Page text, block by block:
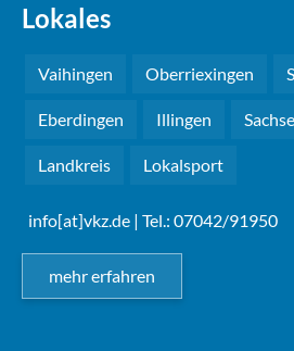
Lokales
Vaihingen Oberriexingen
Eberdingen Illingen
Landkreis Lokalsport
info[at]vkz.de | Tel.: 07042/91950
mehr erfahren